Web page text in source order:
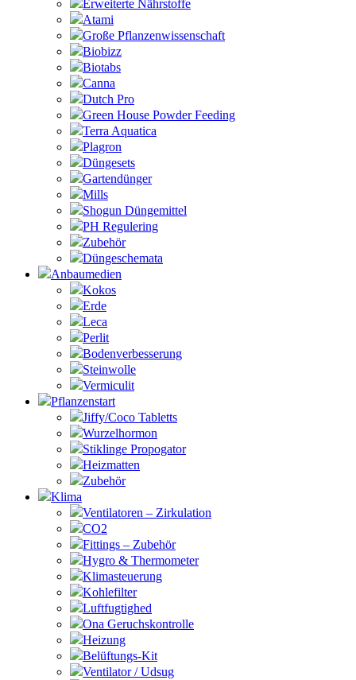
Erweiterte Nährstoffe
Atami
Große Pflanzenwissenschaft
Biobizz
Biotabs
Canna
Dutch Pro
Green House Powder Feeding
Terra Aquatica
Plagron
Düngesets
Gartendünger
Mills
Shogun Düngemittel
PH Regulering
Zubehör
Düngeschemata
Anbaumedien
Kokos
Erde
Leca
Perlit
Bodenverbesserung
Steinwolle
Vermiculit
Pflanzenstart
Jiffy/Coco Tabletts
Wurzelhormon
Stiklinge Propogator
Heizmatten
Zubehör
Klima
Ventilatoren – Zirkulation
CO2
Fittings – Zubehör
Hygro & Thermometer
Klimasteuerung
Kohlefilter
Luftfugtighed
Ona Geruchskontrolle
Heizung
Belüftungs-Kit
Ventilator / Udsug